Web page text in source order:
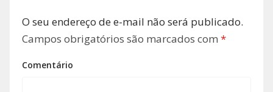
O seu endereço de e-mail não será publicado.
Campos obrigatórios são marcados com *
Comentário